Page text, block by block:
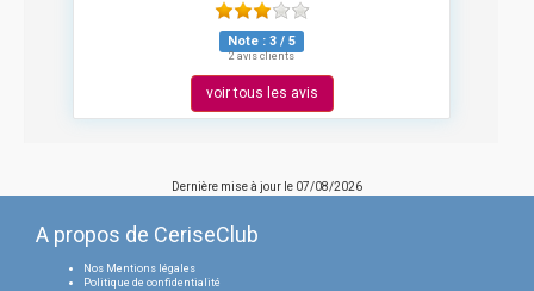
Note : 3 / 5
2 avis clients
voir tous les avis
Dernière mise à jour le 07/08/2026
A propos de CeriseClub
Nos Mentions légales
Politique de confidentialité